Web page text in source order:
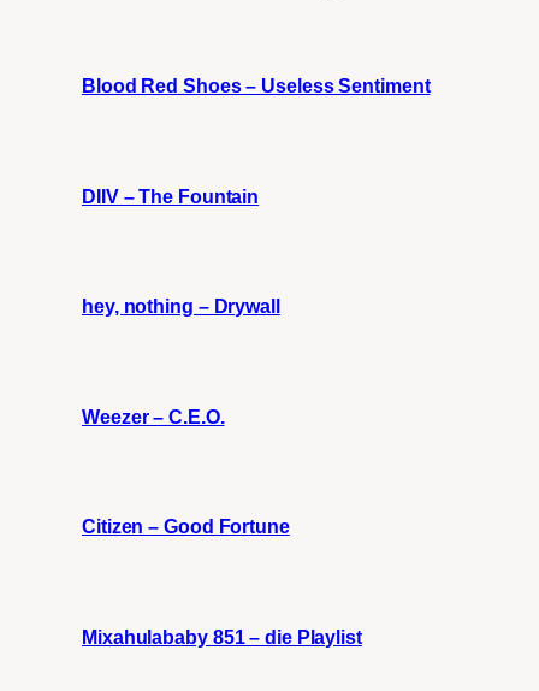
Blood Red Shoes – Useless Sentiment
DIIV – The Fountain
hey, nothing – Drywall
Weezer – C.E.O.
Citizen – Good Fortune
Mixahulababy 851 – die Playlist